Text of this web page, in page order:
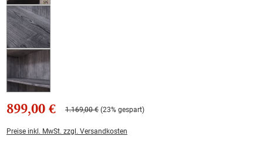
899,00 € 1.169,00 € (23% gespart)
Preise inkl. MwSt. zzgl. Versandkosten